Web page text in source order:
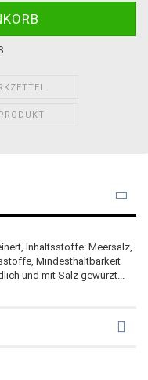
Inhaltsstoffe: Meersalz,
Mindesthaltbarkeit
und mit Salz gewürzt...